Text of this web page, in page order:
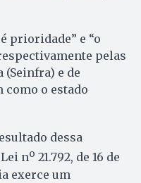
prioridade” e “o
pelas
e de
como o estado
dessa
no 21.792, de 16 de
exerce um